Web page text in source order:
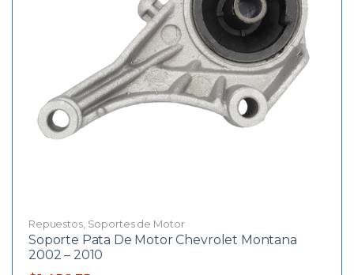
Repuestos, Soportes de Motor
Soporte Pata De Motor Chevrolet Montana
2002 – 2010